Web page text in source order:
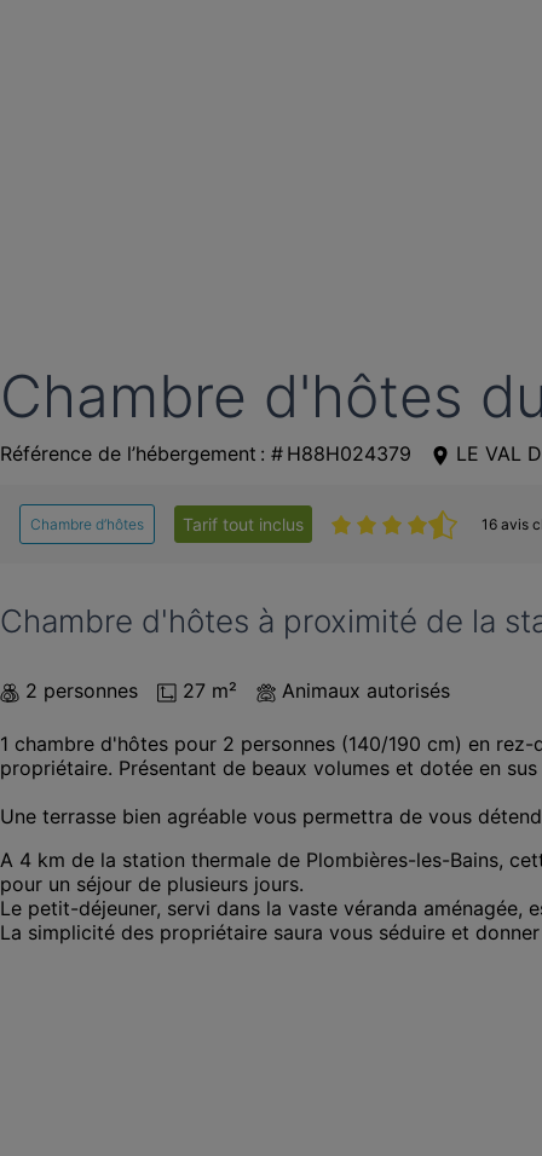
Chambre d'hôtes
Référence de l’hébergement : # H88H024379 LE VAL
Chambre d’hôtes Tarif tout inclus 16 avis
Chambre d'hôtes à proximité de la
2 personnes 27 m² Animaux autorisés
1 chambre d'hôtes pour 2 personnes (140/190 cm) en
propriétaire. Présentant de beaux volumes et dotée en
Une terrasse bien agréable vous permettra de vous
A 4 km de la station thermale de Plombières-les-Bains,
pour un séjour de plusieurs jours.
Le petit-déjeuner, servi dans la vaste véranda
La simplicité des propriétaire saura vous séduire et